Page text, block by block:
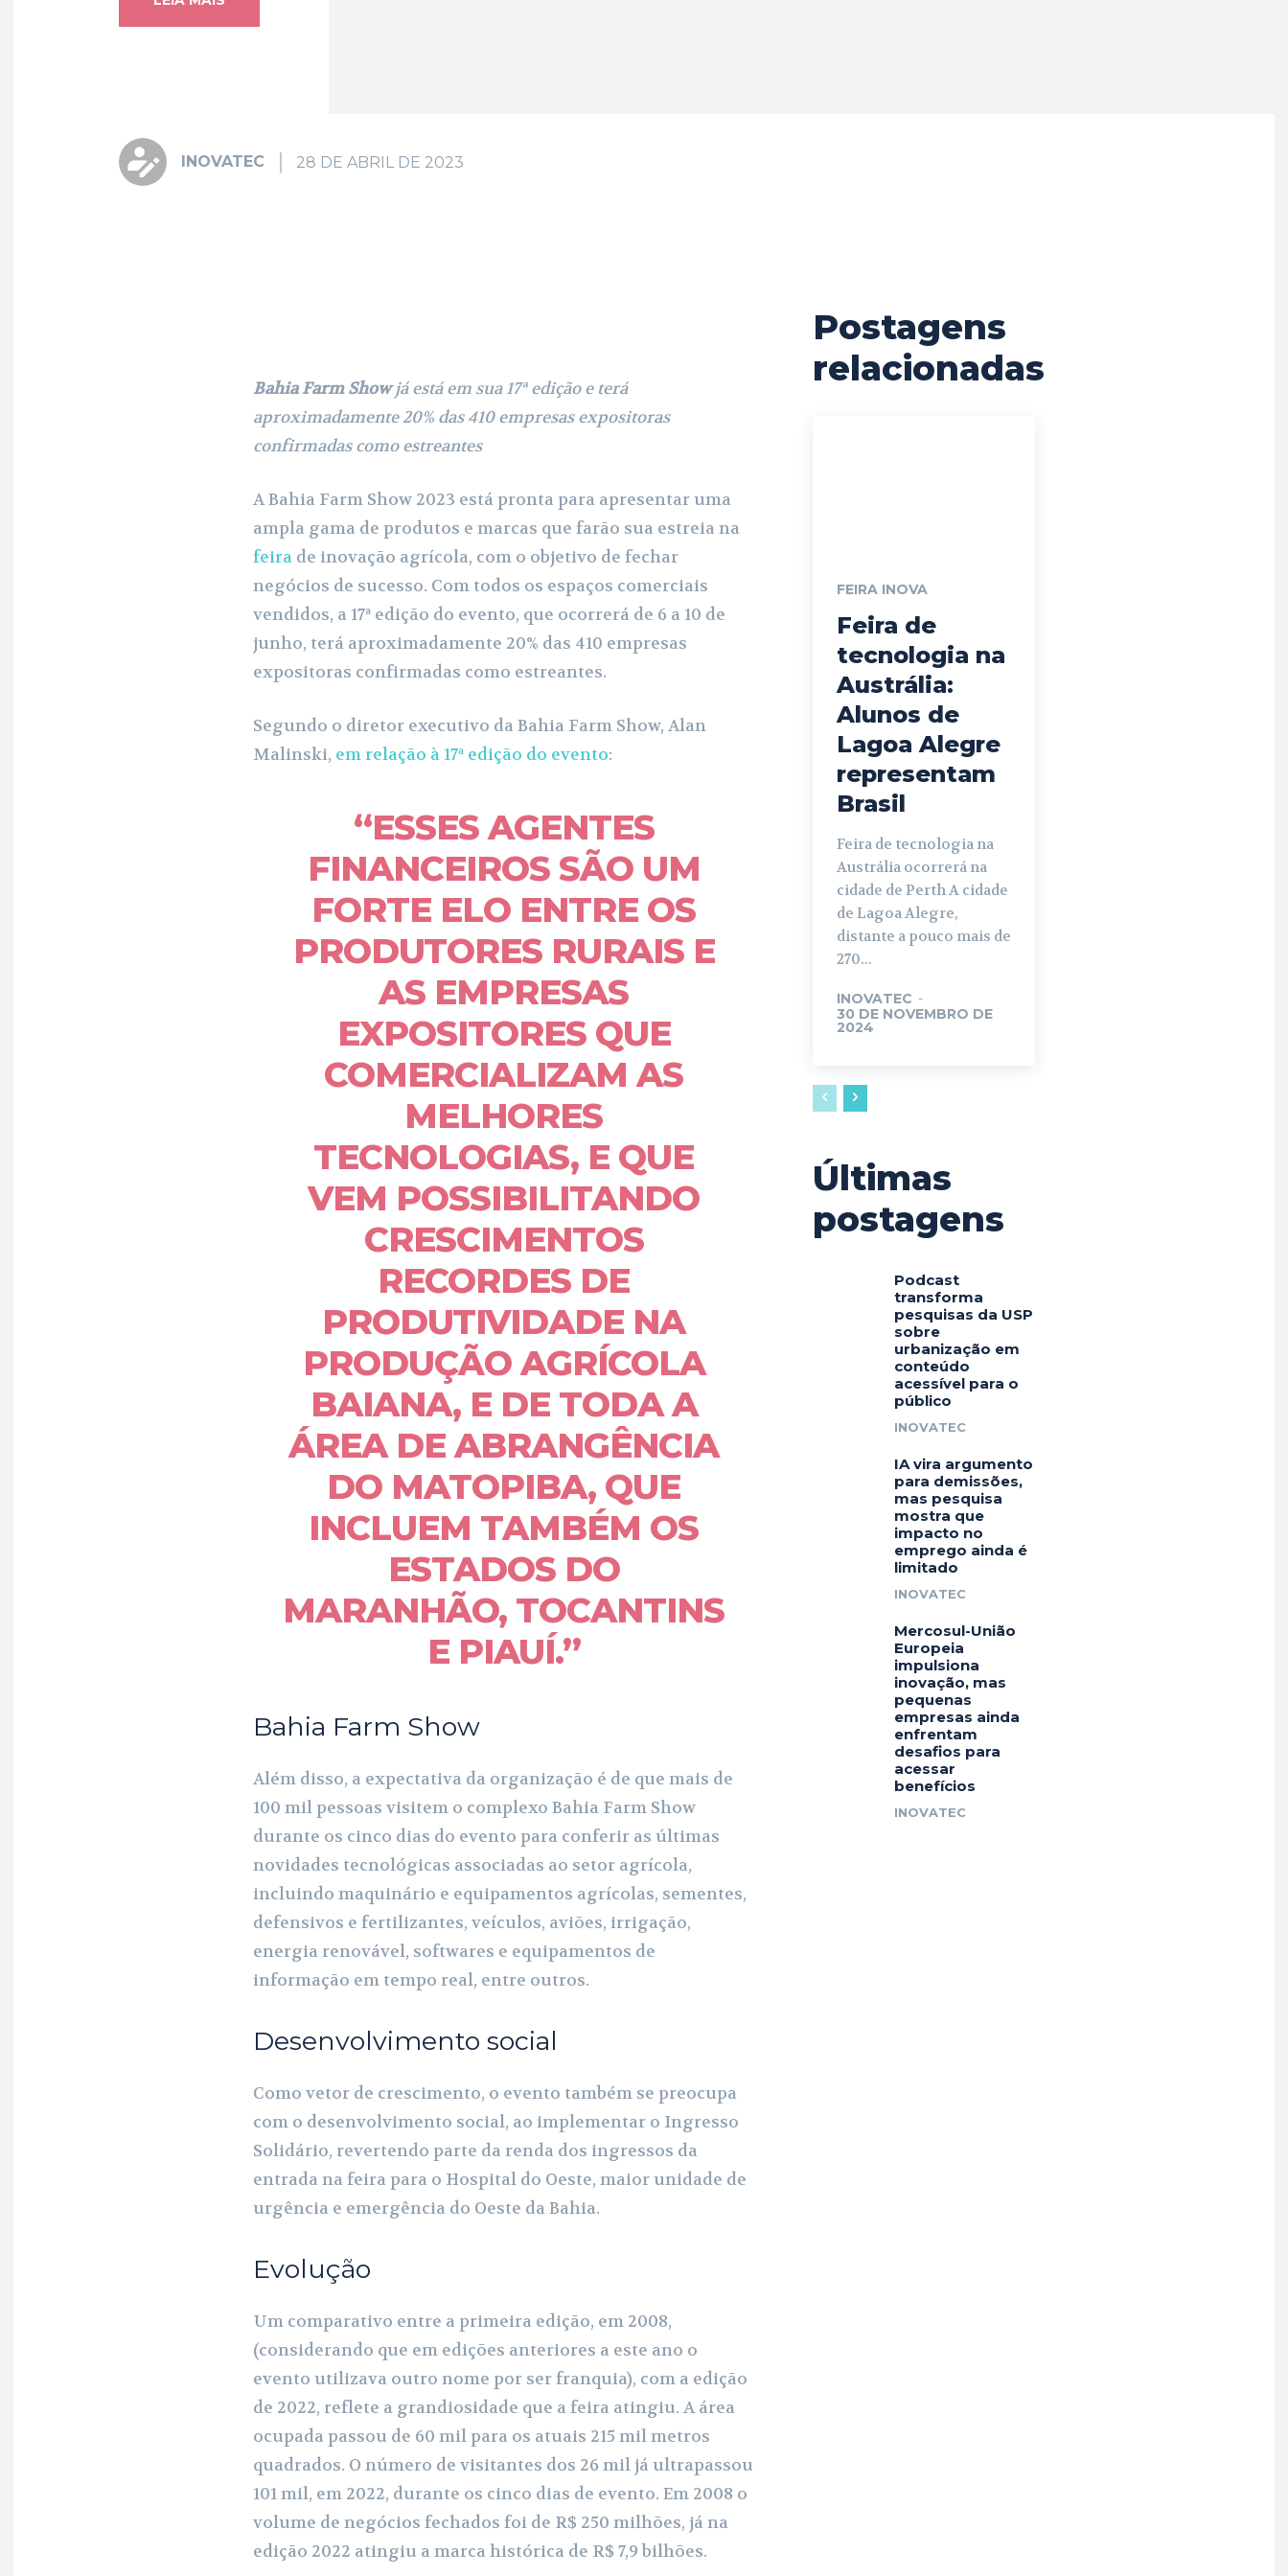
INOVATEC 28 DE ABRIL DE 2023
Bahia Farm Showjá está em sua 17ª edição e terá
aproximadamente 20% das 410 empresas expositoras
confirmadas como estreantes
A Bahia Farm Show 2023 está pronta para apresentar uma
ampla gama de produtos e marcas que farão sua estreia na
feira de inovação agrícola, com o objetivo de fechar
negócios de sucesso. Com todos os espaços comerciais
vendidos, a 17ª edição do evento, que ocorrerá de 6 a 10 de
junho, terá aproximadamente 20% das 410 empresas
expositoras confirmadas como estreantes.
Segundo o diretor executivo da Bahia Farm Show, Alan
Malinski, em relação à 17ª edição do evento:
“ESSES AGENTES
FINANCEIROS SÃO UM
FORTE ELO ENTRE OS
PRODUTORES RURAIS E
AS EMPRESAS
EXPOSITORES QUE
COMERCIALIZAM AS
MELHORES
TECNOLOGIAS, E QUE
VEM POSSIBILITANDO
CRESCIMENTOS
RECORDES DE
PRODUTIVIDADE NA
PRODUÇÃO AGRÍCOLA
BAIANA, E DE TODA A
ÁREA DE ABRANGÊNCIA
DO MATOPIBA, QUE
INCLUEM TAMBÉM OS
ESTADOS DO
MARANHÃO, TOCANTINS
E PIAUÍ.”
Bahia Farm Show
Além disso, a expectativa da organização é de que mais de
100 mil pessoas visitem o complexo Bahia Farm Show
durante os cinco dias do evento para conferir as últimas
novidades tecnológicas associadas ao setor agrícola,
incluindo maquinário e equipamentos agrícolas, sementes,
defensivos e fertilizantes, veículos, aviões, irrigação,
energia renovável, softwares e equipamentos de
informação em tempo real, entre outros.
Desenvolvimento social
Como vetor de crescimento, o evento também se preocupa
com o desenvolvimento social, ao implementar o Ingresso
Solidário, revertendo parte da renda dos ingressos da
entrada na feira para o Hospital do Oeste, maior unidade de
urgência e emergência do Oeste da Bahia.
Evolução
Um comparativo entre a primeira edição, em 2008,
(considerando que em edições anteriores a este ano o
evento utilizava outro nome por ser franquia), com a edição
de 2022, reflete a grandiosidade que a feira atingiu. A área
ocupada passou de 60 mil para os atuais 215 mil metros
quadrados. O número de visitantes dos 26 mil já ultrapassou
101 mil, em 2022, durante os cinco dias de evento. Em 2008 o
volume de negócios fechados foi de R$ 250 milhões, já na
edição 2022 atingiu a marca histórica de R$ 7,9 bilhões.
Postagens
relacionadas
FEIRA INOVA
Feira de
tecnologia na
Austrália:
Alunos de
Lagoa Alegre
representam
Brasil
Feira de tecnologia na
Austrália ocorrerá na
cidade de Perth A cidade
de Lagoa Alegre,
distante a pouco mais de
270...
INOVATEC -
30 DE NOVEMBRO DE
2024
Últimas
postagens
Podcast
transforma
pesquisas da USP
sobre
urbanização em
conteúdo
acessível para o
público
INOVATEC
IA vira argumento
para demissões,
mas pesquisa
mostra que
impacto no
emprego ainda é
limitado
INOVATEC
Mercosul-União
Europeia
impulsiona
inovação, mas
pequenas
empresas ainda
enfrentam
desafios para
acessar
benefícios
INOVATEC